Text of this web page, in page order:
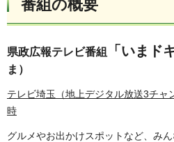
番組の概要
県政広報テレビ番組 「いまド
ま）
テレビ埼玉（地上デジタル放送3チャ
時
グルメやお出かけスポットなど、み